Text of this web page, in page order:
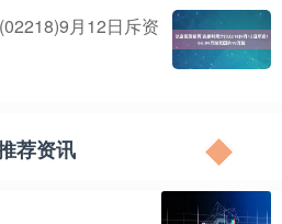
月12日斥资
荐资讯